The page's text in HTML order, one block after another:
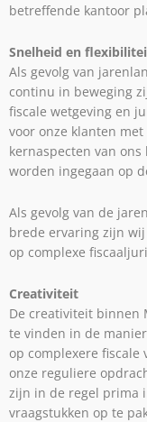
betreffende kantoor
Snelheid en
Als gevolg van
continu in beweging
fiscale wetgeving en
voor onze klanten
kernaspecten van
worden ingegaan op
Als gevolg van de
brede ervaring zijn
op complexe
Creativiteit
De creativiteit binnen
te vinden in de
op complexere
onze reguliere
zijn in de regel prima
vraagstukken op te